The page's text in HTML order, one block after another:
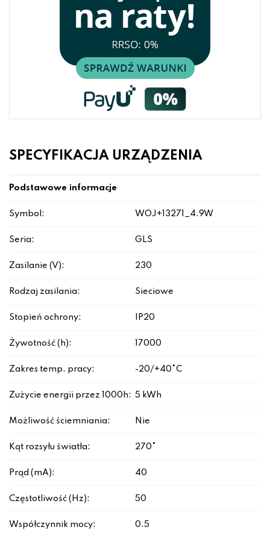
SPECYFIKACJA URZĄDZENIA
Podstawowe informacje
Symbol: WOJ+13271_4.9W
Seria: GLS
Zasilanie (V): 230
Rodzaj zasilania: Sieciowe
Stopień ochrony: IP20
Żywotność (h): 17000
Zakres temp. pracy: -20/+40°C
Zużycie energii przez 1000h: 5 kWh
Możliwość ściemniania: Nie
Kąt rozsyłu światła: 270°
Prąd (mA): 40
Częstotliwość (Hz): 50
Współczynnik mocy: 0.5